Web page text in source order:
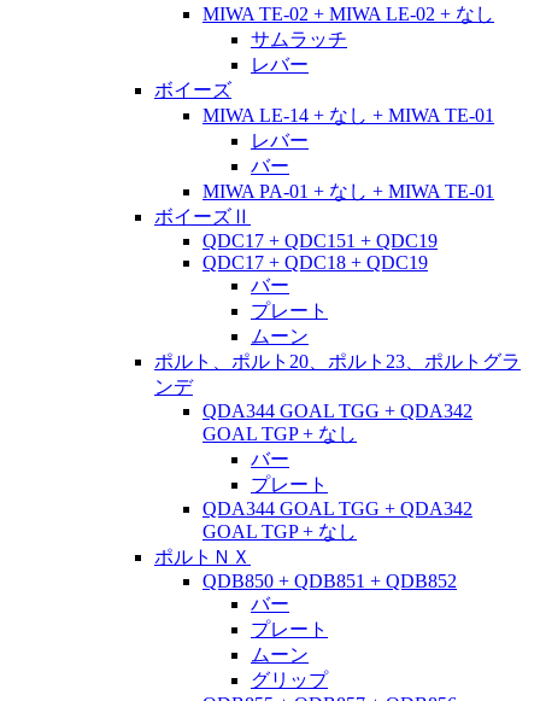
MIWA TE-02 + MIWA LE-02 + なし
サムラッチ
レバー
ボイーズ
MIWA LE-14 + なし + MIWA TE-01
レバー
バー
MIWA PA-01 + なし + MIWA TE-01
ボイーズⅡ
QDC17 + QDC151 + QDC19
QDC17 + QDC18 + QDC19
バー
プレート
ムーン
ポルト、ポルト20、ポルト23、ポルトグラ
ンデ
QDA344 GOAL TGG + QDA342
GOAL TGP + なし
バー
プレート
QDA344 GOAL TGG + QDA342
GOAL TGP + なし
ポルトＮＸ
QDB850 + QDB851 + QDB852
バー
プレート
ムーン
グリップ